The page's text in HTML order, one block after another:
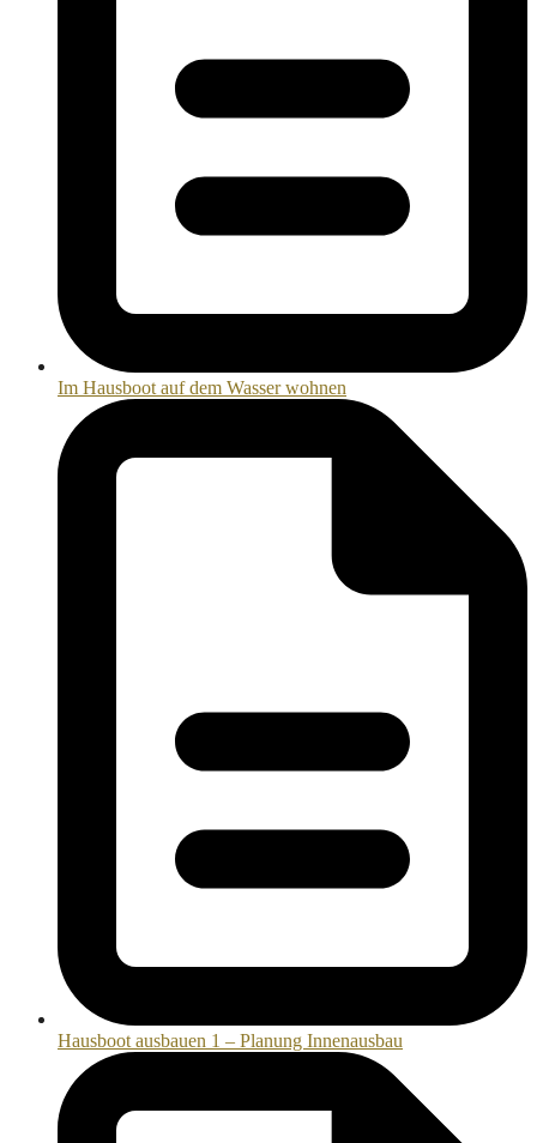
Im Hausboot auf dem Wasser wohnen
Hausboot ausbauen 1 – Planung Innenausbau